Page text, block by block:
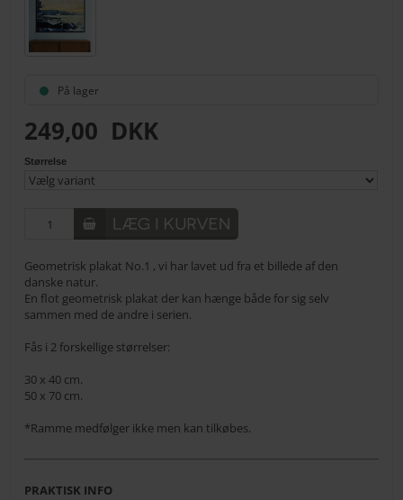
På lager
249,00 DKK
Størrelse
Geometrisk plakat No.1 , vi har lavet ud fra et billede af den
danske natur.
En flot geometrisk plakat der kan hænge både for sig selv
sammen med de andre i serien.
Fås i 2 forskellige størrelser:
30 x 40 cm.
50 x 70 cm.
*Ramme medfølger ikke men kan tilkøbes.
PRAKTISK INFO